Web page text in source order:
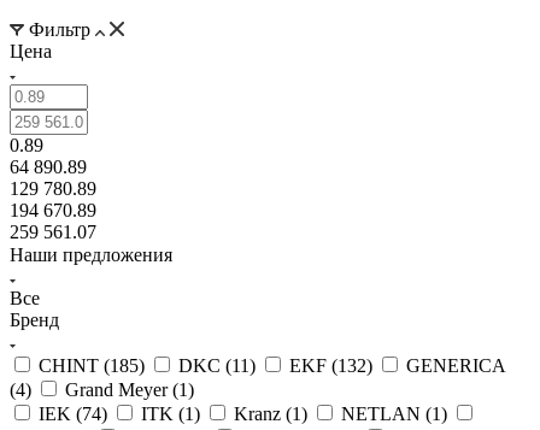
Фильтр
Цена
0.89
64 890.89
129 780.89
194 670.89
259 561.07
Наши предложения
Все
Бренд
CHINT (185) DKC (11) EKF (132)
GENERICA
(4) Grand Meyer (1)
IEK (74) ITK (1) Kranz (1) NETLAN (1)